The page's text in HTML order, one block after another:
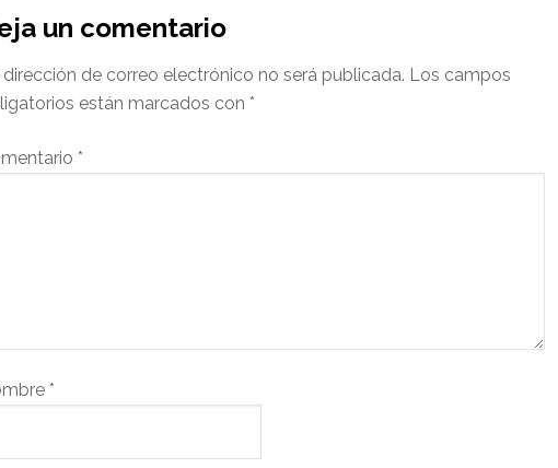
un comentario
dirección de correo electrónico no será publicada. Los campos
están marcados con *
*
*